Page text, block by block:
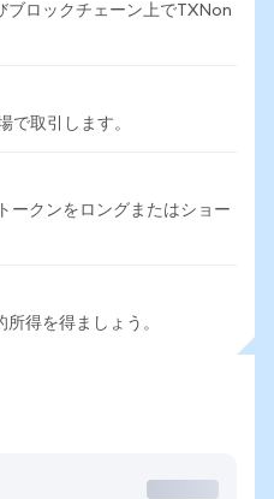
ブロックチェーン上でTXNon
で取引します。
ークンをロングまたはショー
得を得ましょう。